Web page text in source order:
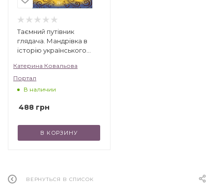
Таємний путівник
глядача. Мандрівка в
історію українського
Катерина Ковальова
Портал
В наличии
488 грн
В КОРЗИНУ
ВЕРНУТЬСЯ В СПИСОК